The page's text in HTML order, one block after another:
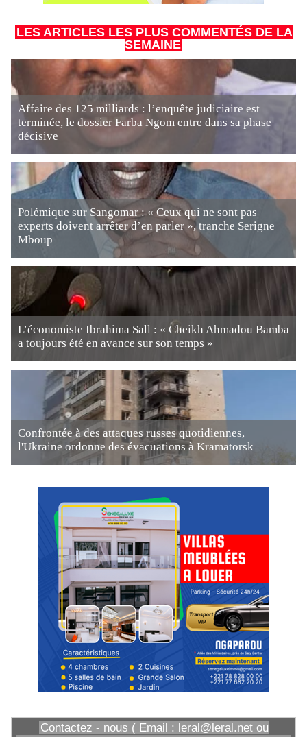
LES ARTICLES LES PLUS COMMENTÉS DE LA
SEMAINE
Affaire des 125 milliards : l’enquête judiciaire est
terminée, le dossier Farba Ngom entre dans sa phase
décisive
Polémique sur Sangomar : « Ceux qui ne sont pas
experts doivent arrêter d’en parler », tranche Serigne
Mboup
L’économiste Ibrahima Sall : « Cheikh Ahmadou Bamba
a toujours été en avance sur son temps »
Confrontée à des attaques russes quotidiennes,
l'Ukraine ordonne des évacuations à Kramatorsk
Contactez - nous ( Email : leral@leral.net ou